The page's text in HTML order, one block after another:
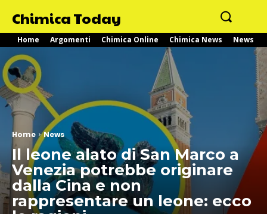
Chimica Today
Home Argomenti Chimica Online Chimica News News
Home News
Il leone alato di San Marco a
Venezia potrebbe originare
dalla Cina e non
rappresentare un leone: ecco